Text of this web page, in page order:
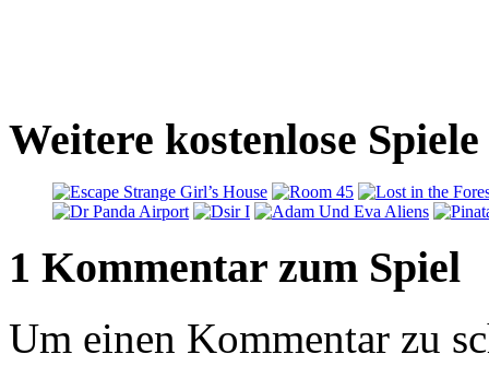
Weitere kostenlose
1 Kommentar zum Spiel
Um einen Kommentar zu